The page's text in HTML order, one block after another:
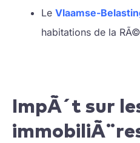
Le Vlaamse-
habitations de la
ImpÃ´t sur